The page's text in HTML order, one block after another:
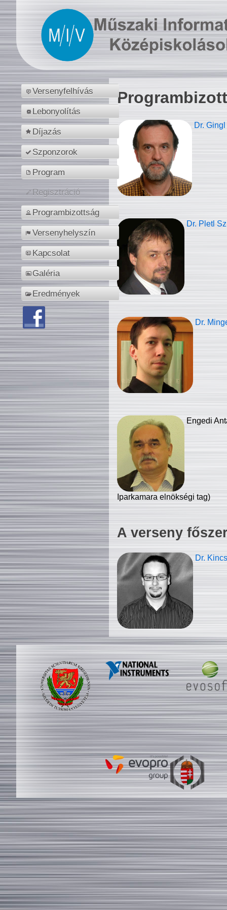
Versenyfelhívás
Lebonyolítás
Díjazás
Szponzorok
Program
Regisztráció
Programbizottság
Versenyhelyszín
Kapcsolat
Galéria
Eredmények
Dr.
Dr. Pletl
Dr.
Engedi
Iparkamara elnökségi tag)
A verseny
Dr.